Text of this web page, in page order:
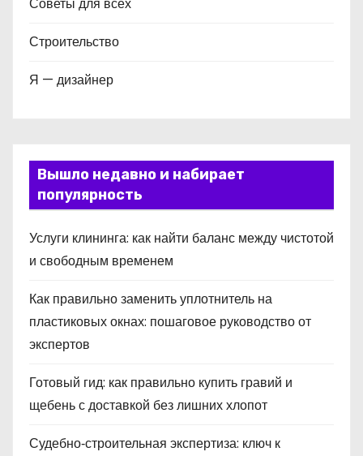
Советы для всех
Строительство
Я — дизайнер
Вышло недавно и набирает
популярность
Услуги клининга: как найти баланс между чистотой
и свободным временем
Как правильно заменить уплотнитель на
пластиковых окнах: пошаговое руководство от
экспертов
Готовый гид: как правильно купить гравий и
щебень с доставкой без лишних хлопот
Судебно‑строительная экспертиза: ключ к